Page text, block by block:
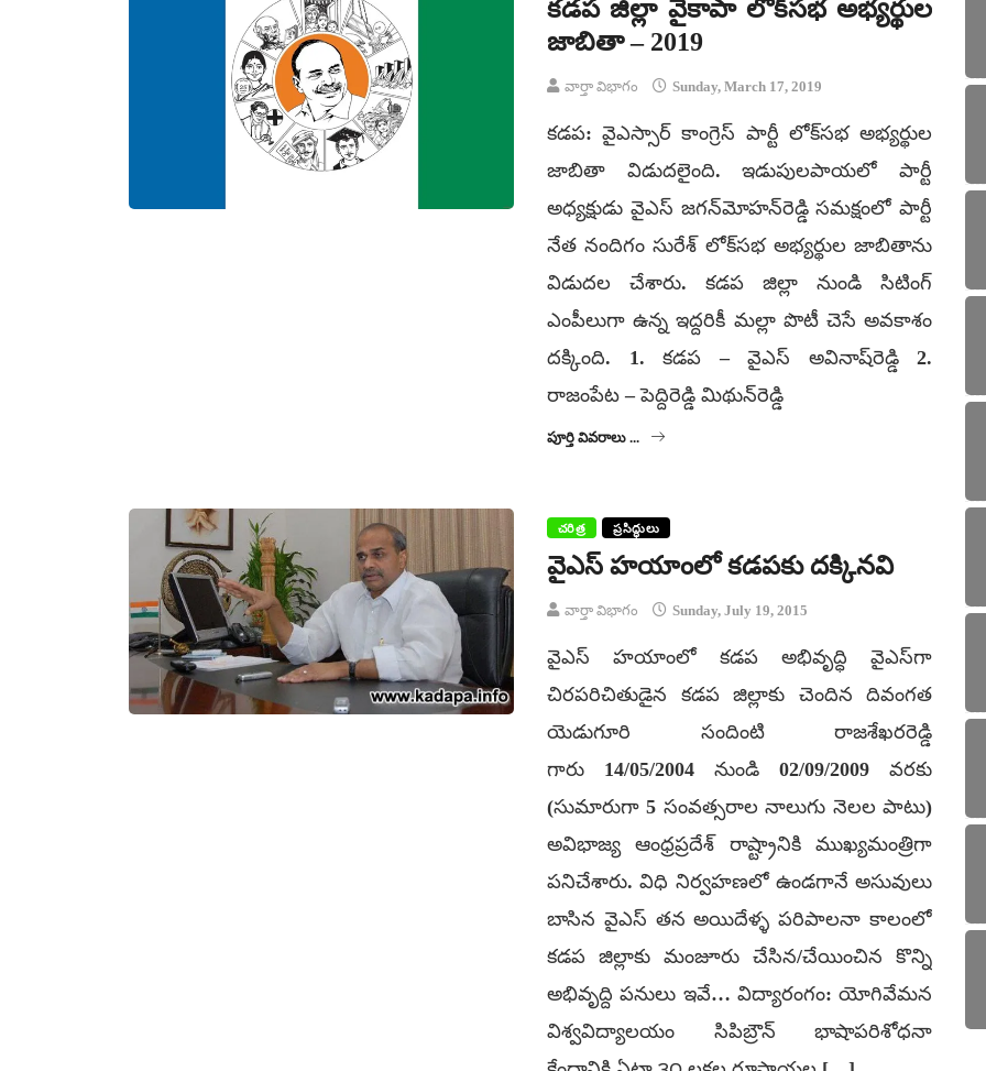
కడప జిల్లా వైకాపా లోక్‌సభ అభ్యర్థుల
జాబితా – 2019
వార్తా విభాగం Sunday, March 17, 2019
కడప: వైఎస్సార్‌ కాంగ్రెస్‌ పార్టీ లోక్‌సభ అభ్యర్థుల
జాబితా విడుదలైంది. ఇడుపులపాయలో పార్టీ
అధ్యక్షుడు వైఎస్‌ జగన్‌మోహన్‌రెడ్డి సమక్షంలో పార్టీ
నేత నందిగం సురేశ్‌ లోక్‌సభ అభ్యర్థుల జాబితాను
విడుదల చేశారు. కడప జిల్లా నుండి సిటింగ్
ఎంపీలుగా ఉన్న ఇద్దరికీ మల్లా పొటీ చెసే అవకాశం
దక్కింది. 1. కడప – వైఎస్‌ అవినాష్‌రెడ్డి 2.
రాజంపేట – పెద్దిరెడ్డి మిథున్‌రెడ్డి
పూర్తి వివరాలు ...
చరిత్ర ప్రసిద్ధులు
వైఎస్ హయాంలో కడపకు దక్కినవి
వార్తా విభాగం Sunday, July 19, 2015
వైఎస్ హయాంలో కడప అభివృద్ధి వైఎస్‌గా
చిరపరిచితుడైన కడప జిల్లాకు చెందిన దివంగత
యెడుగూరి సందింటి రాజశేఖరరెడ్డి
గారు 14/05/2004 నుండి 02/09/2009 వరకు
(సుమారుగా 5 సంవత్సరాల నాలుగు నెలల పాటు)
అవిభాజ్య ఆంధ్రప్రదేశ్ రాష్ట్రానికి ముఖ్యమంత్రిగా
పనిచేశారు. విధి నిర్వహణలో ఉండగానే అసువులు
బాసిన వైఎస్ తన అయిదేళ్ళ పరిపాలనా కాలంలో
కడప జిల్లాకు మంజూరు చేసిన/చేయించిన కొన్ని
అభివృద్ది పనులు ఇవే… విద్యారంగం: యోగివేమన
విశ్వవిద్యాలయం సిపిబ్రౌన్ భాషాపరిశోధనా